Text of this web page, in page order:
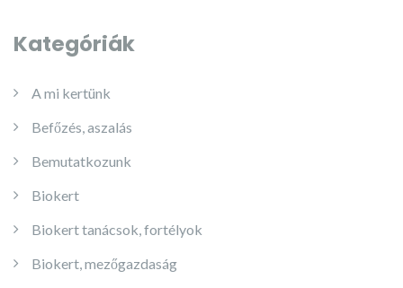
Kategóriák
A mi kertünk
Befőzés, aszalás
Bemutatkozunk
Biokert
Biokert tanácsok, fortélyok
Biokert, mezőgazdaság